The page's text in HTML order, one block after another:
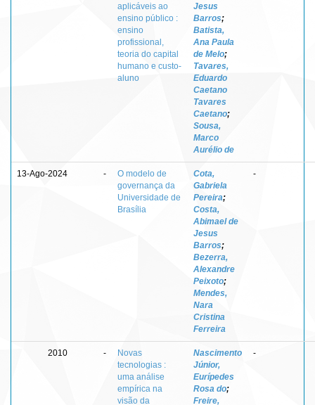
aplicáveis ao
ensino público :
ensino
profissional,
teoria do capital
humano e custo-
aluno
Jesus
Barros;
Batista,
Ana Paula
de Melo;
Tavares,
Eduardo
Caetano
Tavares
Caetano;
Sousa,
Marco
Aurélio de
13-Ago-2024 -
O modelo de
governança da
Universidade de
Brasília
Cota,
Gabriela
Pereira;
Costa,
Abimael de
Jesus
Barros;
Bezerra,
Alexandre
Peixoto;
Mendes,
Nara
Cristina
Ferreira
-
2010 -
Novas
tecnologias :
uma análise
empírica na
visão da
Nascimento
Júnior,
Eurípedes
Rosa do;
Freire,
-